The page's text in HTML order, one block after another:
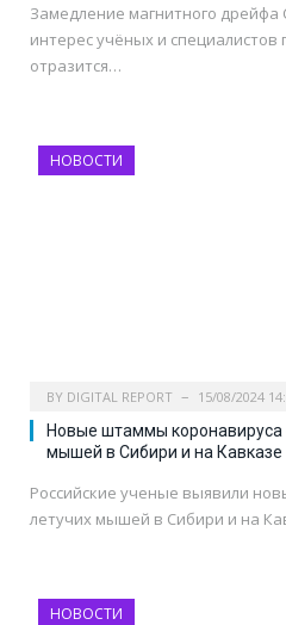
Замедление магнитного
интерес учёных и специалистов
отразится…
НОВОСТИ
BY DIGITAL REPORT 15/08/2024
Новые штаммы коронавируса
мышей в Сибири и на Кавказе
Российские ученые выявили
летучих мышей в Сибири и на
НОВОСТИ